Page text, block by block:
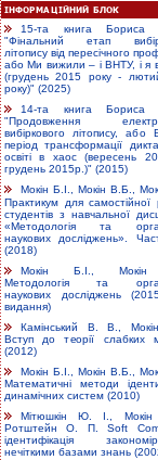
15-та книга Бориса
"Фінальний етап
літопису від пересічного
або Ми вижили – і ВНТУ, і я
(грудень 2015 року -
року)" (2025)
14-та книга Бориса
"Продовження
вибіркового літопису,
період трансформації
освіті в хаос (вересень
грудень 2015р.)" (2015)
Мокін Б.І., Мокін В.Б.,
Практикум для самостійної
студентів з навчальної
«Методологія та
наукових досліджень».
(2018)
Мокін Б.І.,
Методологія та
наукових досліджень
видання)
Камінський В. В.,
Вступ до теорії слабких
(2012)
Мокін Б.І., Мокін В.Б.,
Математичні методи
динамічних систем (2010)
Мітюшкін Ю. І.,
Ротштейн О. П. Soft
ідентифікація
нечіткими базами знань